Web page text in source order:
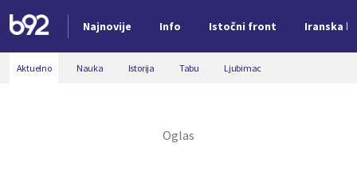
Najnovije Info Istočni front Iranska
Nova vest
Aktuelno Nauka Istorija Tabu Ljubimac